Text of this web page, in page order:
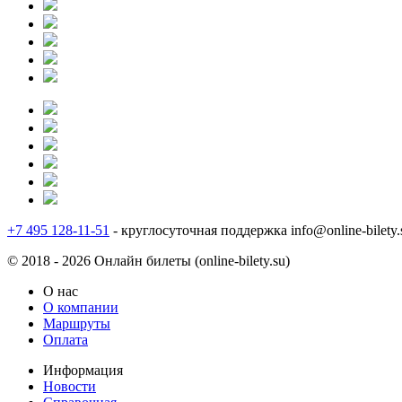
+7 495 128-11-51 - круглосуточная поддержка info@online-
© 2018 - 2026 Онлайн билеты (online-bilety.su)
О нас
О компании
Маршруты
Оплата
Информация
Новости